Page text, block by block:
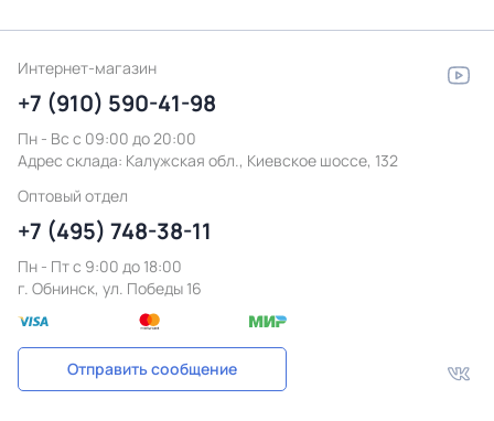
Интернет-магазин
+7 (910) 590-41-98
Пн - Вс с 09:00 до 20:00
Адрес склада: Калужская обл., Киевское шоссе, 132
Оптовый отдел
+7 (495) 748-38-11
Пн - Пт c 9:00 до 18:00
г. Обнинск, ул. Победы 16
Отправить сообщение